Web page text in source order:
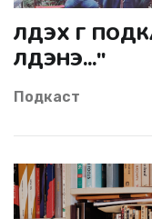
ҮЛДЭНЭ..."
Подкаст